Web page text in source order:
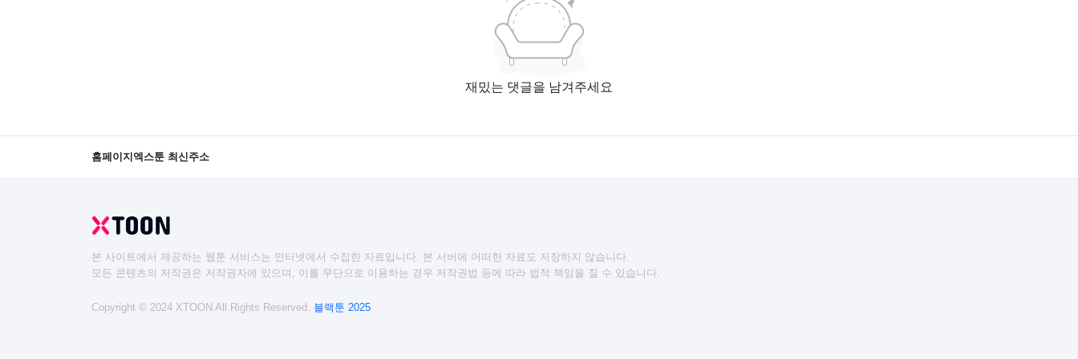
재밌는 댓글을 남겨주세요
홈페이지 엑스툰 최신주소
본 사이트에서 제공하는 웹툰 서비스는 인터넷에서 수집한 자료입니다. 본 서버에 어떠한 자료도 저장하지 않습니다.
모든 콘텐츠의 저작권은 저작권자에 있으며, 이를 무단으로 이용하는 경우 저작권법 등에 따라 법적 책임을 질 수 있습니다.
Copyright © 2024 XTOON All Rights Reserved. 블랙툰 2025